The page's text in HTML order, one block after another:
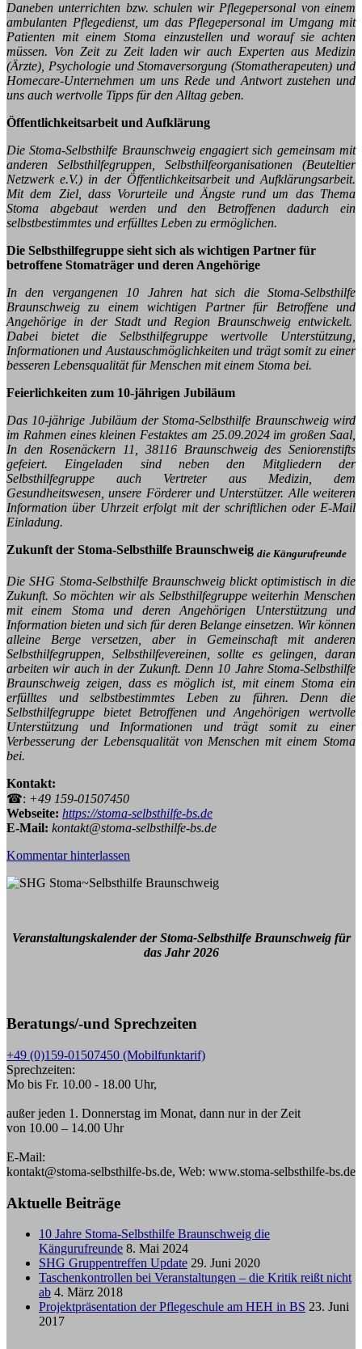
Daneben unterrichten bzw. schulen wir Pflegepersonal von einem
ambulanten Pflegedienst, um das Pflegepersonal im Umgang mit
Patienten mit einem Stoma einzustellen und worauf sie achten
müssen. Von Zeit zu Zeit laden wir auch Experten aus Medizin
(Ärzte), Psychologie und Stomaversorgung (Stomatherapeuten) und
Homecare-Unternehmen um uns Rede und Antwort zustehen und
uns auch wertvolle Tipps für den Alltag geben.
Öffentlichkeitsarbeit und Aufklärung
Die Stoma-Selbsthilfe Braunschweig engagiert sich gemeinsam mit
anderen Selbsthilfegruppen, Selbsthilfeorganisationen (Beuteltier
Netzwerk e.V.) in der Öffentlichkeitsarbeit und Aufklärungsarbeit.
Mit dem Ziel, dass Vorurteile und Ängste rund um das Thema
Stoma abgebaut werden und den Betroffenen dadurch ein
selbstbestimmtes und erfülltes Leben zu ermöglichen.
Die Selbsthilfegruppe sieht sich als wichtigen Partner für
betroffene Stomaträger und deren Angehörige
In den vergangenen 10 Jahren hat sich die Stoma-Selbsthilfe
Braunschweig zu einem wichtigen Partner für Betroffene und
Angehörige in der Stadt und Region Braunschweig entwickelt.
Dabei bietet die Selbsthilfegruppe wertvolle Unterstützung,
Informationen und Austauschmöglichkeiten und trägt somit zu einer
besseren Lebensqualität für Menschen mit einem Stoma bei.
Feierlichkeiten zum 10-jährigen Jubiläum
Das 10-jährige Jubiläum der Stoma-Selbsthilfe Braunschweig wird
im Rahmen eines kleinen Festaktes am 25.09.2024 im großen Saal,
In den Rosenäckern 11, 38116 Braunschweig des Seniorenstifts
gefeiert. Eingeladen sind neben den Mitgliedern der
Selbsthilfegruppe auch Vertreter aus Medizin, dem
Gesundheitswesen, unsere Förderer und Unterstützer. Alle weiteren
Information über Uhrzeit erfolgt mit der schriftlichen oder E-Mail
Einladung.
Zukunft der Stoma-Selbsthilfe Braunschweig die Kängurufreunde
Die SHG Stoma-Selbsthilfe Braunschweig blickt optimistisch in die
Zukunft. So möchten wir als Selbsthilfegruppe weiterhin Menschen
mit einem Stoma und deren Angehörigen Unterstützung und
Information bieten und sich für deren Belange einsetzen. Wir können
alleine Berge versetzen, aber in Gemeinschaft mit anderen
Selbsthilfegruppen, Selbsthilfevereinen, sollte es gelingen, daran
arbeiten wir auch in der Zukunft. Denn 10 Jahre Stoma-Selbsthilfe
Braunschweig zeigen, dass es möglich ist, mit einem Stoma ein
erfülltes und selbstbestimmtes Leben zu führen. Denn die
Selbsthilfegruppe bietet Betroffenen und Angehörigen wertvolle
Unterstützung und Informationen und trägt somit zu einer
Verbesserung der Lebensqualität von Menschen mit einem Stoma
bei.
Kontakt:
☎: +49 159-01507450
Webseite: https://stoma-selbsthilfe-bs.de
E-Mail: kontakt@stoma-selbsthilfe-bs.de
Kommentar hinterlassen
Veranstaltungskalender der Stoma-Selbsthilfe Braunschweig für
das Jahr 2026
Beratungs/-und Sprechzeiten
+49 (0)159-01507450 (Mobilfunktarif)
Sprechzeiten:
Mo bis Fr. 10.00 - 18.00 Uhr,
außer jeden 1. Donnerstag im Monat, dann nur in der Zeit
von 10.00 – 14.00 Uhr
E-Mail:
kontakt@stoma-selbsthilfe-bs.de, Web: www.stoma-selbsthilfe-bs.de
Aktuelle Beiträge
10 Jahre Stoma-Selbsthilfe Braunschweig die
Kängurufreunde 8. Mai 2024
SHG Gruppentreffen Update 29. Juni 2020
Taschenkontrollen bei Veranstaltungen – die Kritik reißt nicht
ab 4. März 2018
Projektpräsentation der Pflegeschule am HEH in BS 23. Juni
2017